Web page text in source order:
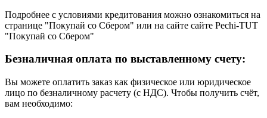
Подробнее с условиями кредитования можно ознакомиться на
странице "Покупай со Сбером" или на сайте сайте Pechi-TUT
"Покупай со Сбером"
Безналичная оплата по выставленному счету:
Вы можете оплатить заказ как физическое или юридическое
лицо по безналичному расчету (с НДС). Чтобы получить счёт,
вам необходимо: